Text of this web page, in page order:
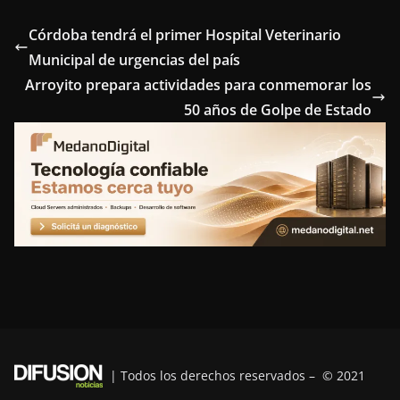
e
b
k
t
t
e
t
e
s
t
k
e
n
e
g
r
Córdoba tendrá el primer Hospital Veterinario
Municipal de urgencias del país
Arroyito prepara actividades para conmemorar los
50 años de Golpe de Estado
| Todos los derechos reservados – © 2021